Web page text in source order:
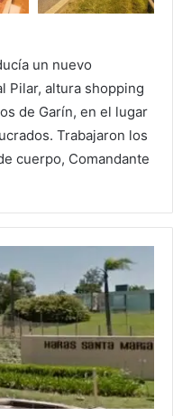
un nuevo
Pilar, altura shopping
de Garín, en el lugar
Trabajaron los
cuerpo, Comandante